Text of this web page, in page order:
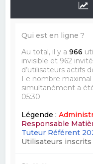
Qui est en ligne ?
Au total, il y a966
invisible et 962
d’utilisateurs actifs
Le nombre maximal
simultanément a
05:30
Légende :
Responsable
Tuteur Référent
Utilisateurs inscrits